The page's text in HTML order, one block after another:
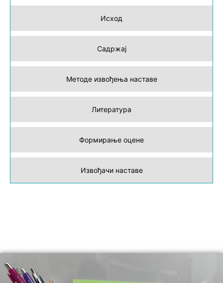
Исход
Садржај
Методе извођења наставе
Литература
Формирање оцене
Извођачи наставе